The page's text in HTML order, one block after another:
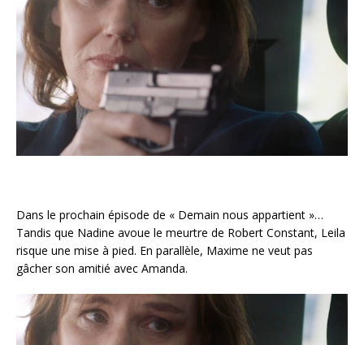
Dans le prochain épisode de « Demain nous appartient »…
Tandis que Nadine avoue le meurtre de Robert Constant, Leila
risque une mise à pied. En parallèle, Maxime ne veut pas
gâcher son amitié avec Amanda.